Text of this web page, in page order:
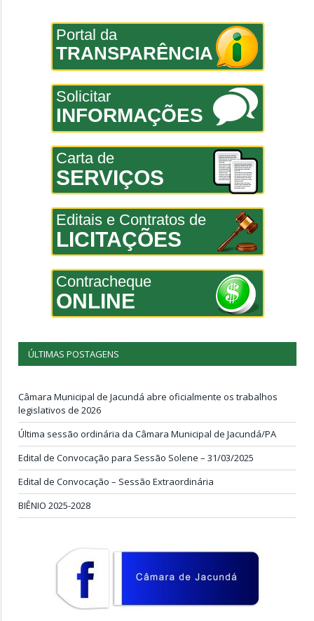
Portal da
TRANSPARÊNCIA
Solicitar
INFORMAÇÕES
Carta de
SERVIÇOS
Editais e Contratos de
LICITAÇÕES
Contracheque
ONLINE
ÚLTIMAS POSTAGENS
Câmara Municipal de Jacundá abre oficialmente os trabalhos
legislativos de 2026
Última sessão ordinária da Câmara Municipal de Jacundá/PA
Edital de Convocação para Sessão Solene – 31/03/2025
Edital de Convocação – Sessão Extraordinária
BIÊNIO 2025-2028